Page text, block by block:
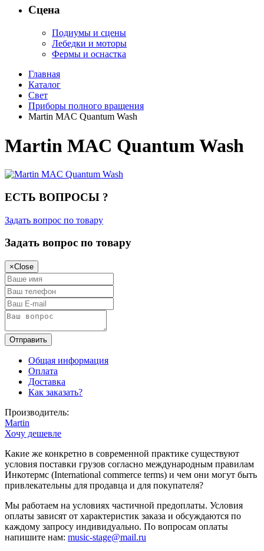
Сцена
Подиумы и сцены
Лебедки и моторы
Фермы и оснастка
Главная
Каталог
Свет
Приборы полного вращения
Martin MAC Quantum Wash
Martin MAC Quantum Wash
ЕСТЬ ВОПРОСЫ ?
Задать вопрос по товару
Задать вопрос по товару
×Close
Общая информация
Оплата
Доставка
Как заказать?
Производитель:
Martin
Хочу дешевле
Какие же конкретно в современной практике существуют
условия поставки грузов согласно международным правилам
Инкотермс (International commerce terms) и чем они могут быть
привлекательны для продавца и для покупателя?
Мы работаем на условиях частичной предоплаты. Условия
оплаты зависят от характеристик заказа и обсуждаются по
каждому запросу индивидуально. По вопросам оплаты
напишите нам: music-stage@mail.ru